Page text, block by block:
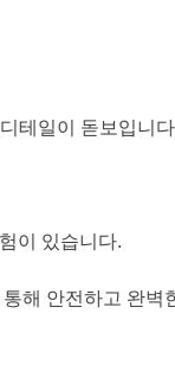
테일이 돋보입니
이 있습니다.
해 안전하고 완벽